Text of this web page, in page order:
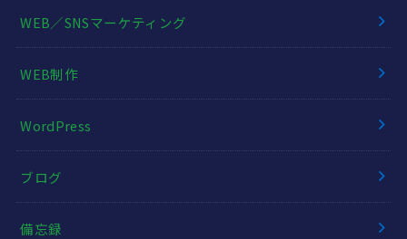
WEB／SNSマーケティング
WEB制作
WordPress
ブログ
備忘録